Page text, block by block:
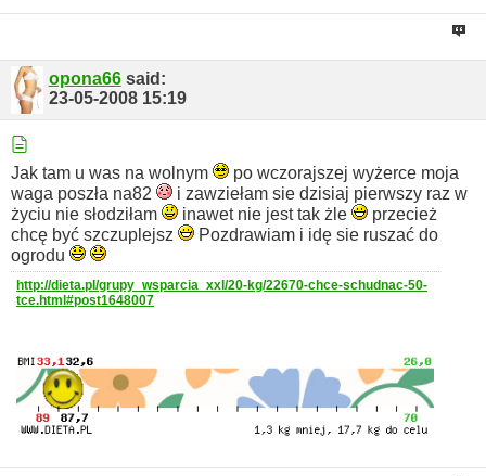
opona66said:
23-05-2008 15:19
Jak tam u was na wolnym
po wczorajszej wyżerce moja
waga poszła na82
i zawziełam sie dzisiaj pierwszy raz w
życiu nie słodziłam
inawet nie jest tak żle
przecież
chcę być szczuplejsz
Pozdrawiam i idę sie ruszać do
ogrodu
http://dieta.pl/grupy_wsparcia_xxl/20-kg/22670-chce-schudnac-50-
tce.html#post1648007